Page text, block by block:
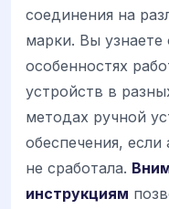
соединения на
марки. Вы
особенностях
устройств в
методах ручной
обеспечения, если
не сработала.
инструкциям